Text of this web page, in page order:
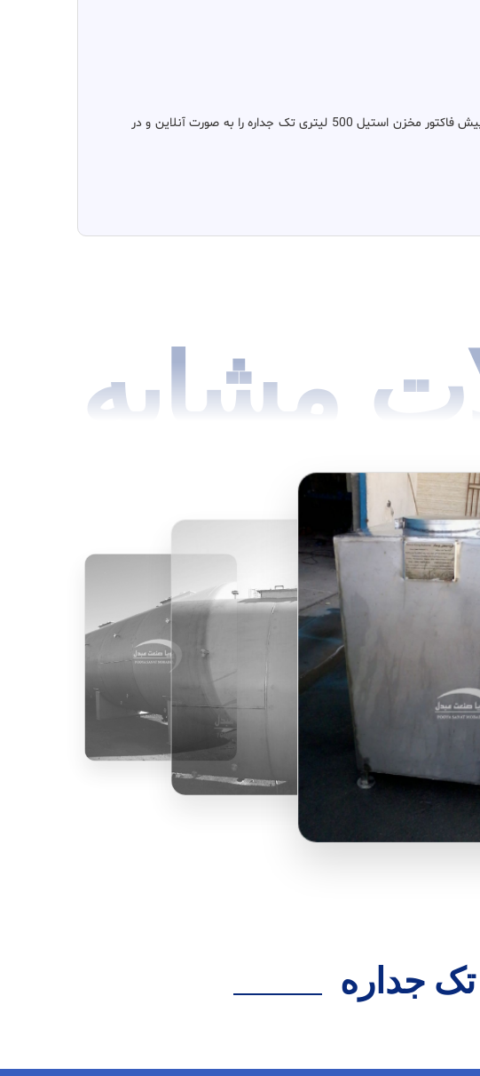
را برای شما فراهم آورده ایم و شما همین حالا میتوانید پیش فاکتور مخزن استیل 500 لیتری تک جداره را به صورت آنلاین و در
مشابه